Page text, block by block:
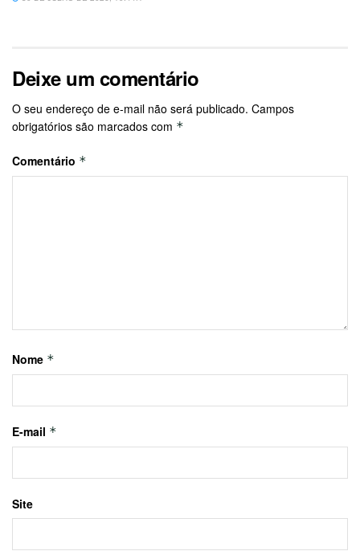
Deixe um comentário
O seu endereço de e-mail não será publicado. Campos
obrigatórios são marcados com *
Comentário *
Nome *
E-mail *
Site